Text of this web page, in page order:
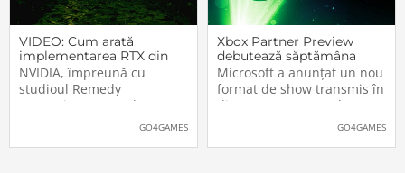
VIDEO: Cum arată
implementarea RTX din
Alan Wake II
NVIDIA, împreună cu
studioul Remedy
Entertainment, au lansat
un nou clip video dedicat
GO4GAMES
Xbox Partner Preview
debutează săptămâna
aceasta. Când și unde va
putea fi vizionat
Microsoft a anunțat un nou
format de show transmis în
direct pe Internet: Xbox
Partner Preview, primulGO4GAMES